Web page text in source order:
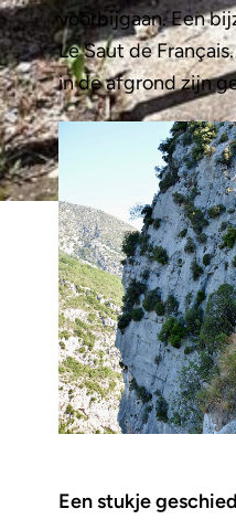
voorbijgaan. Een
Le Saut de
in de afgrond zijn
Een stukje